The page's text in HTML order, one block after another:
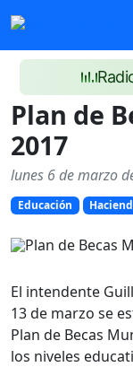
Plan de
2017
lunes 6 de marzo
Educación
El intendente
13 de marzo se
Plan de Becas
los niveles